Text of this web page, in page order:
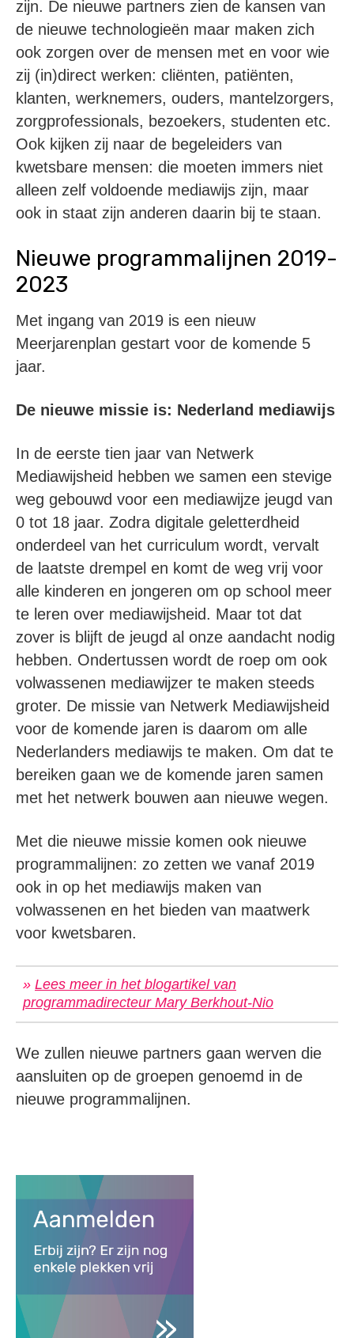
zijn. De nieuwe partners zien de kansen van
de nieuwe technologieën maar maken zich
ook zorgen over de mensen met en voor wie
zij (in)direct werken: cliënten, patiënten,
klanten, werknemers, ouders, mantelzorgers,
zorgprofessionals, bezoekers, studenten etc.
Ook kijken zij naar de begeleiders van
kwetsbare mensen: die moeten immers niet
alleen zelf voldoende mediawijs zijn, maar
ook in staat zijn anderen daarin bij te staan.
Nieuwe programmalijnen 2019-
2023
Met ingang van 2019 is een nieuw
Meerjarenplan gestart voor de komende 5
jaar.
De nieuwe missie is: Nederland mediawijs
In de eerste tien jaar van Netwerk
Mediawijsheid hebben we samen een stevige
weg gebouwd voor een mediawijze jeugd van
0 tot 18 jaar. Zodra digitale geletterdheid
onderdeel van het curriculum wordt, vervalt
de laatste drempel en komt de weg vrij voor
alle kinderen en jongeren om op school meer
te leren over mediawijsheid. Maar tot dat
zover is blijft de jeugd al onze aandacht nodig
hebben. Ondertussen wordt de roep om ook
volwassenen mediawijzer te maken steeds
groter. De missie van Netwerk Mediawijsheid
voor de komende jaren is daarom om alle
Nederlanders mediawijs te maken. Om dat te
bereiken gaan we de komende jaren samen
met het netwerk bouwen aan nieuwe wegen.
Met die nieuwe missie komen ook nieuwe
programmalijnen: zo zetten we vanaf 2019
ook in op het mediawijs maken van
volwassenen en het bieden van maatwerk
voor kwetsbaren.
» Lees meer in het blogartikel van
programmadirecteur Mary Berkhout-Nio
We zullen nieuwe partners gaan werven die
aansluiten op de groepen genoemd in de
nieuwe programmalijnen.